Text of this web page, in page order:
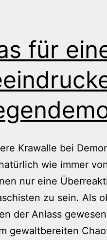
für
Krawalle bei
wie immer
nur eine
zu sein. Als
der Anlass
gewaltbereiten